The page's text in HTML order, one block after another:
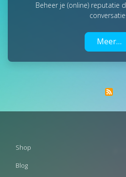
Beheer je (online) reputatie
Meer…
Footer
Shop
Blog